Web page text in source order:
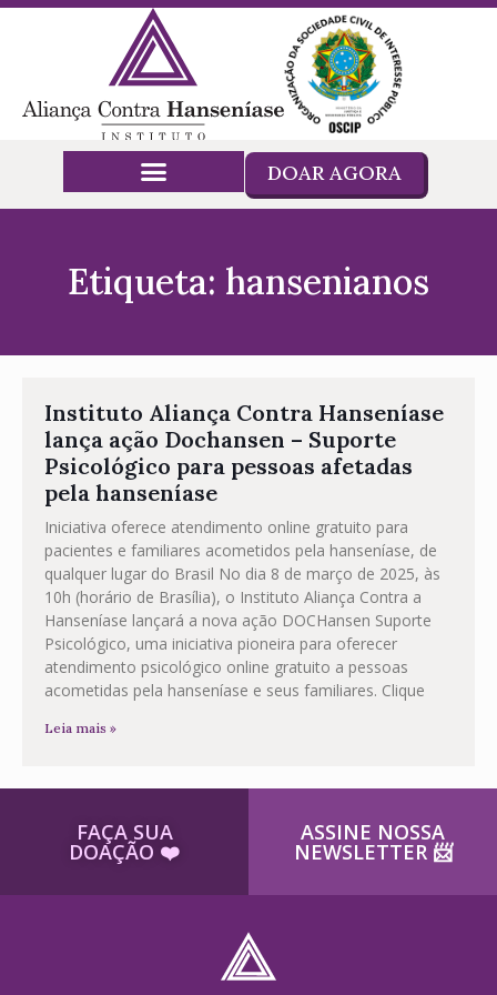
DOAR AGORA
Etiqueta: hansenianos
Instituto Aliança Contra Hanseníase
lança ação Dochansen – Suporte
Psicológico para pessoas afetadas
pela hanseníase
Iniciativa oferece atendimento online gratuito para
pacientes e familiares acometidos pela hanseníase, de
qualquer lugar do Brasil No dia 8 de março de 2025, às
10h (horário de Brasília), o Instituto Aliança Contra a
Hanseníase lançará a nova ação DOCHansen Suporte
Psicológico, uma iniciativa pioneira para oferecer
atendimento psicológico online gratuito a pessoas
acometidas pela hanseníase e seus familiares. Clique
Leia mais »
FAÇA SUA
DOAÇÃO ​❤️
ASSINE NOSSA
NEWSLETTER ​📨